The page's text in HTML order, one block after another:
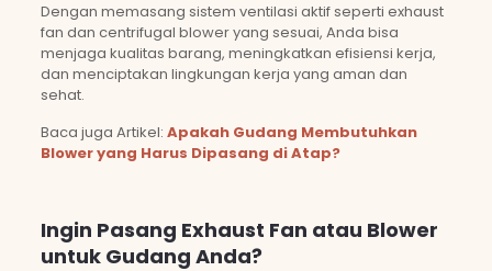
Dengan memasang sistem ventilasi aktif seperti exhaust
fan dan centrifugal blower yang sesuai, Anda bisa
menjaga kualitas barang, meningkatkan efisiensi kerja,
dan menciptakan lingkungan kerja yang aman dan
sehat.
Baca juga Artikel: Apakah Gudang Membutuhkan
Blower yang Harus Dipasang di Atap?
Ingin Pasang Exhaust Fan atau Blower
untuk Gudang Anda?